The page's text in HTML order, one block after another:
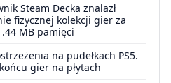
Steam Decka znalazł
fizycznej kolekcji gier za
MB pamięci
na pudełkach PS5.
gier na płytach